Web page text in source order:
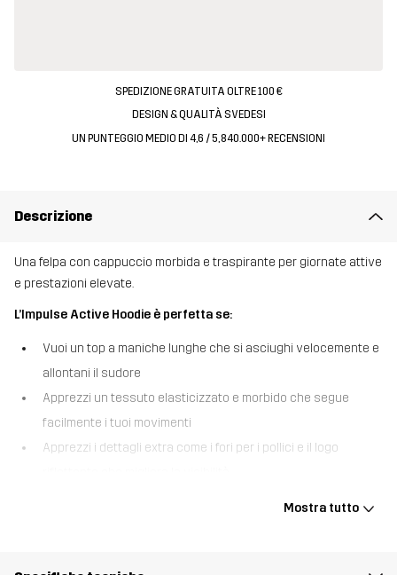
SPEDIZIONE GRATUITA OLTRE 100 €
DESIGN & QUALITÀ SVEDESI
UN PUNTEGGIO MEDIO DI 4,6 / 5, 840.000+ RECENSIONI
Descrizione
Una felpa con cappuccio morbida e traspirante per giornate attive
e prestazioni elevate.
L’Impulse Active Hoodie è perfetta se:
Vuoi un top a maniche lunghe che si asciughi velocemente e
allontani il sudore
Apprezzi un tessuto elasticizzato e morbido che segue
facilmente i tuoi movimenti
Apprezzi i dettagli extra come i fori per i pollici e il logo
L’Impulse Active Hoodie è fatta per darti libertà di movimento e
impegnativi. I fori per i pollici mantengono le maniche a posto,
Mostra tutto